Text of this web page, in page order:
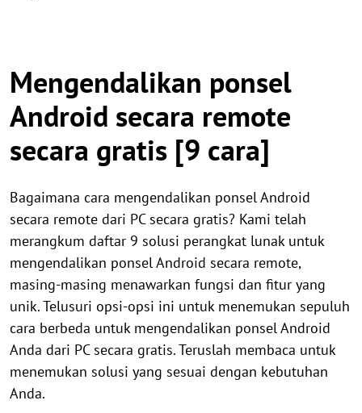
Mengendalikan ponsel
Android secara remote
secara gratis [9 cara]
Bagaimana cara mengendalikan ponsel Android
secara remote dari PC secara gratis? Kami telah
merangkum daftar 9 solusi perangkat lunak untuk
mengendalikan ponsel Android secara remote,
masing-masing menawarkan fungsi dan fitur yang
unik. Telusuri opsi-opsi ini untuk menemukan sepuluh
cara berbeda untuk mengendalikan ponsel Android
Anda dari PC secara gratis. Teruslah membaca untuk
menemukan solusi yang sesuai dengan kebutuhan
Anda.